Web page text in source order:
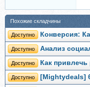
Похожие складчины
Доступно Конверсия:
Доступно Анализ
Доступно Как
Доступно [Mightydeals]